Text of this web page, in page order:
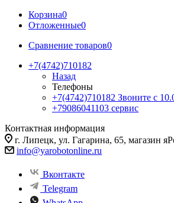
Корзина0
Отложенные0
Сравнение товаров0
+7(4742)710182
Назад
Телефоны
+7(4742)710182 Звоните с
+79086041103 сервис
Контактная информация
г. Липецк, ул. Гагарина, 65, магазин
info@yarobotonline.ru
Вконтакте
Telegram